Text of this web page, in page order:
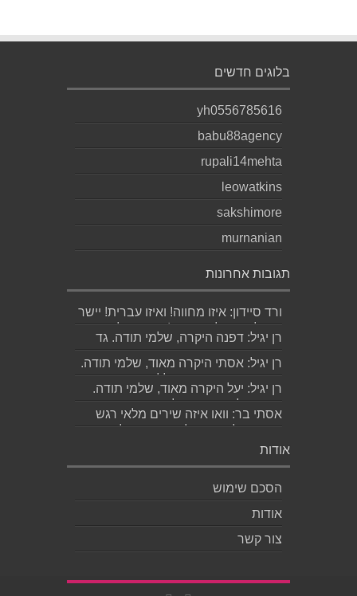
בלוגים חדשים
yh0556785616
babu88agency
rupali14mehta
leowatkins
sakshimore
murnanian
תגובות אחרונות
ורד סיידון: איזו מחווה! ואיזו עברית! יישר
כוח לכותב ולאהובתו :) שבת שלום...
רן יגיל: דפנה היקרה, שלמי תודה. גד
הוא אכן משורר איכותי ביותר. אמסור...
רן יגיל: אסתי היקרה מאוד, שלמי תודה.
ניכר כי השירים דיברו לליבך. אמסו...
רן יגיל: יעל היקרה מאוד, שלמי תודה.
אמסור לגד. שבת שלום. רן...
אסתי בר: וואו איזה שירים מלאי רגש
ותשוקה לאהובה ולאהבה הגדולה
ה,בלתי...
אודות
הסכם שימוש
אודות
צור קשר